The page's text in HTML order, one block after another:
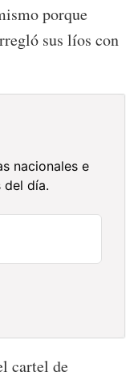
porque
sus líos con
nacionales e
del día.
cartel de